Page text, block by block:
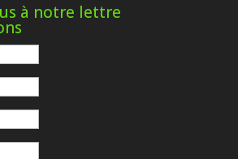
à notre lettre